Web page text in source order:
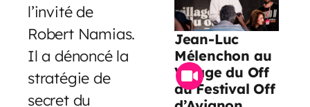
l’invité de
Robert Namias.
Il a dénoncé la
stratégie de
secret du
Jean-Luc
Mélenchon au
Village du Off
du Festival Off